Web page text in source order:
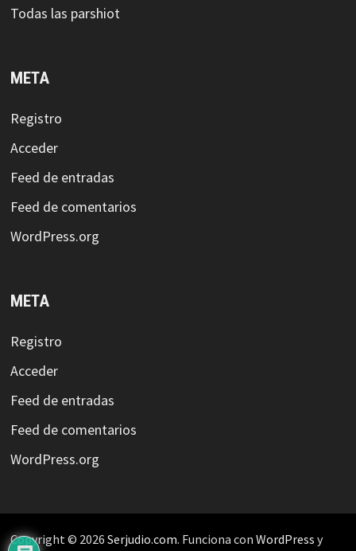
Todas las parshiot
META
Registro
Acceder
Feed de entradas
Feed de comentarios
WordPress.org
META
Registro
Acceder
Feed de entradas
Feed de comentarios
WordPress.org
Copyright © 2026 Serjudio.com. Funciona con WordPress y